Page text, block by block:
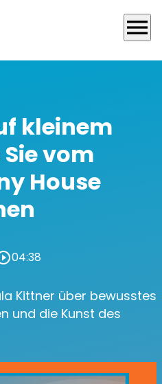
menu
kleinem
vom
House
04:38
Kittner über bewusstes
und die Kunst des